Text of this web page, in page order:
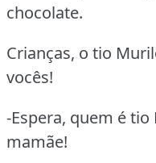
chocolate.
Crianças, o tio
vocês!
-Espera, quem é
mamãe!